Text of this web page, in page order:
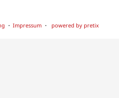
Impressum powered by pretix